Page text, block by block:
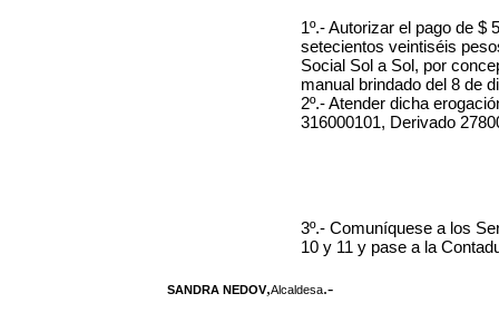
1º.- Autorizar el pago de $
setecientos veintiséis
Social Sol a Sol, por
manual brindado del 8 de
2º.- Atender dicha
316000101, Derivado
3º.- Comuníquese a los
10 y 11 y pase a la
SANDRA NEDOV,Alcaldesa.-